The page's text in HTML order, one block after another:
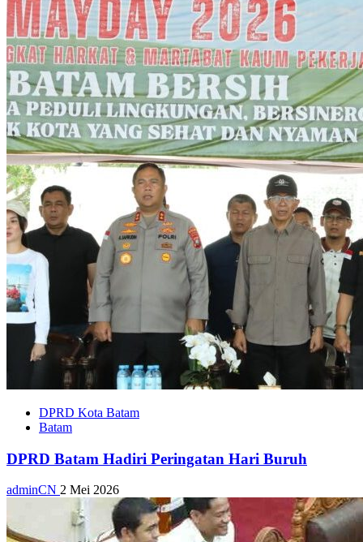
DPRD Kota Batam
Batam
DPRD Batam Hadiri Peringatan Hari Buruh
adminCN 2 Mei 2026